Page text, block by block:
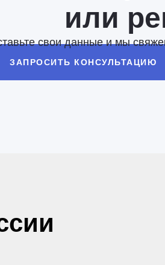
ЗАПРОСИТЬ КОНСУЛЬТАЦИЮ
или
свои данные и мы